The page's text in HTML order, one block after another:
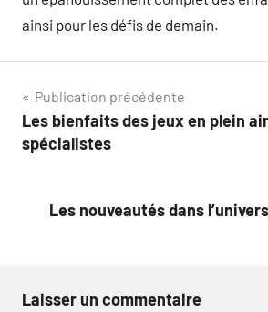
ainsi pour les défis de demain.
Navigation
de
Publication précédente
Les bienfaits des jeux en plein
spécialistes
Les nouveautés dans
Laisser un commentaire